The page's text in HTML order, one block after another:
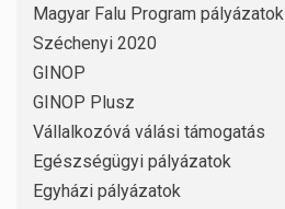
Magyar Falu Program pályázatok
Széchenyi 2020
GINOP
GINOP Plusz
Vállalkozóvá válási támogatás
Egészségügyi pályázatok
Egyházi pályázatok